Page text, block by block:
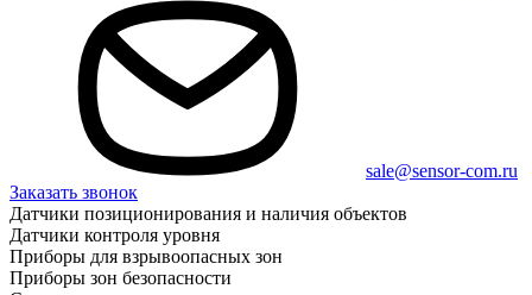
sale@sensor-com.ru
Заказать звонок
Датчики позиционирования и наличия объектов
Датчики контроля уровня
Приборы для взрывоопасных зон
Приборы зон безопасности